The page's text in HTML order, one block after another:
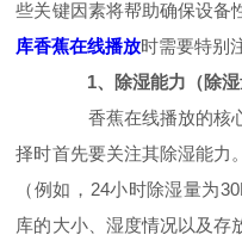
些关键因素将帮助确保设备
库香蕉在线播放时需要特别注
1、除湿能力（除湿
香蕉在线播放的核心
择时首先要关注其除湿能力
（例如，24小时除湿量为
库的大小、湿度情况以及存